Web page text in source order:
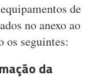
de
no anexo ao
os seguintes:
da